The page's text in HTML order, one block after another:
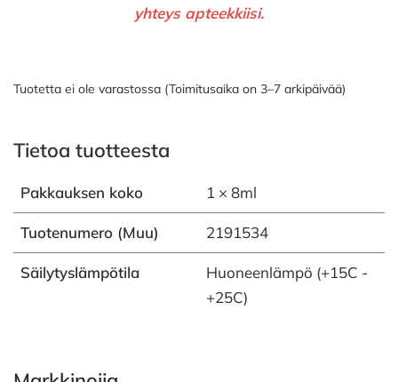
yhteys apteekkiisi.
Tuotetta ei ole varastossa (Toimitusaika on 3–7 arkipäivää)
Tietoa tuotteesta
Pakkauksen koko 1 × 8ml
Tuotenumero (Muu) 2191534
Säilytyslämpötila
Huoneenlämpö (+15C -
+25C)